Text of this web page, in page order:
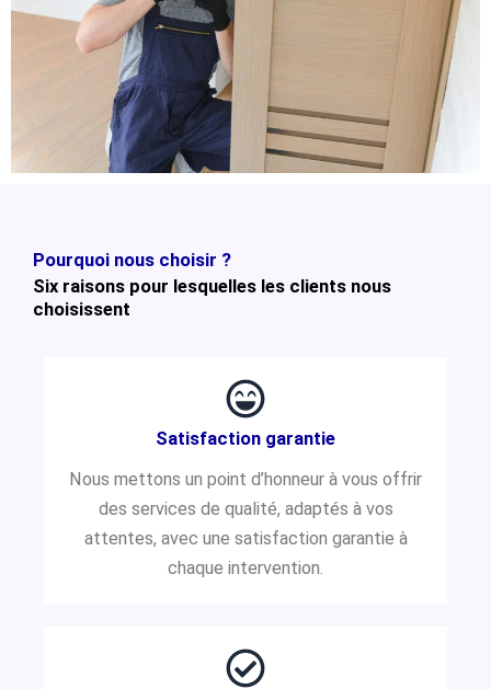
Pourquoi nous choisir ?
Six raisons pour lesquelles les clients nous
choisissent
Satisfaction garantie
Nous mettons un point d’honneur à vous offrir
des services de qualité, adaptés à vos
attentes, avec une satisfaction garantie à
chaque intervention.